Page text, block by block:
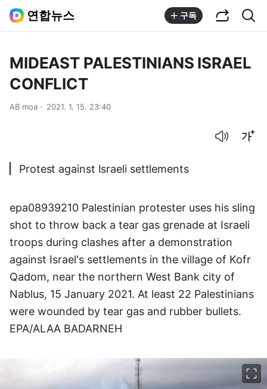
연합뉴스 구독
MIDEAST PALESTINIANS ISRAEL
CONFLICT
AB moa 2021. 1. 15. 23:40
Protest against Israeli settlements
epa08939210 Palestinian protester uses his sling
shot to throw back a tear gas grenade at Israeli
troops during clashes after a demonstration
against Israel's settlements in the village of Kofr
Qadom, near the northern West Bank city of
Nablus, 15 January 2021. At least 22 Palestinians
were wounded by tear gas and rubber bullets.
EPA/ALAA BADARNEH